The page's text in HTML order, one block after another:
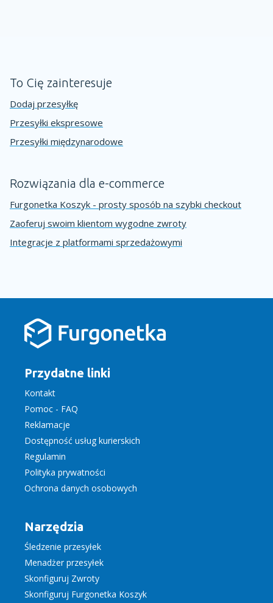
To Cię zainteresuje
Dodaj przesyłkę
Przesyłki ekspresowe
Przesyłki międzynarodowe
Rozwiązania dla e-commerce
Furgonetka Koszyk - prosty sposób na szybki checkout
Zaoferuj swoim klientom wygodne zwroty
Integracje z platformami sprzedażowymi
Przydatne linki
Kontakt
Pomoc - FAQ
Reklamacje
Dostępność usług kurierskich
Regulamin
Polityka prywatności
Ochrona danych osobowych
Narzędzia
Śledzenie przesyłek
Menadżer przesyłek
Skonfiguruj Zwroty
Skonfiguruj Furgonetka Koszyk